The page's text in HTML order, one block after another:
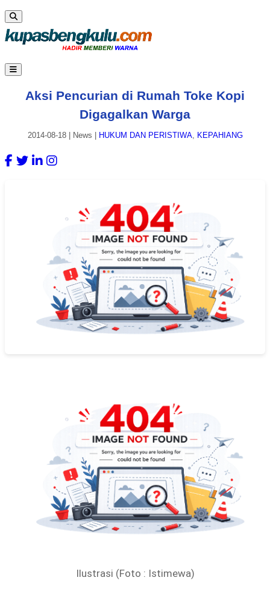
Aksi Pencurian di Rumah Toke Kopi
Digagalkan Warga
2014-08-18| News HUKUM DAN PERISTIWA, KEPAHIANG
Ilustrasi (Foto : Istimewa)